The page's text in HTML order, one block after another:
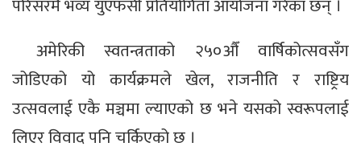
परिसरमै भव्य युएफसी प्रतियोगिता आयोजना गरेका छन् ।
अमेरिकी स्वतन्त्रताको २५०औँ वार्षिकोत्सवसँग
जोडिएको यो कार्यक्रमले खेल, राजनीति र राष्ट्रिय
उत्सवलाई एकै मञ्चमा ल्याएको छ भने यसको स्वरूपलाई
लिएर विवाद पनि चर्किएको छ ।